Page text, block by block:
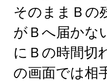
そのままＢの
がＢへ届かな
にＢの時間切
の画面では相